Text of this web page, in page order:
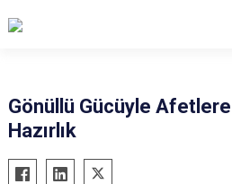
Gönüllü Gücüyle Afetlere
Hazırlık